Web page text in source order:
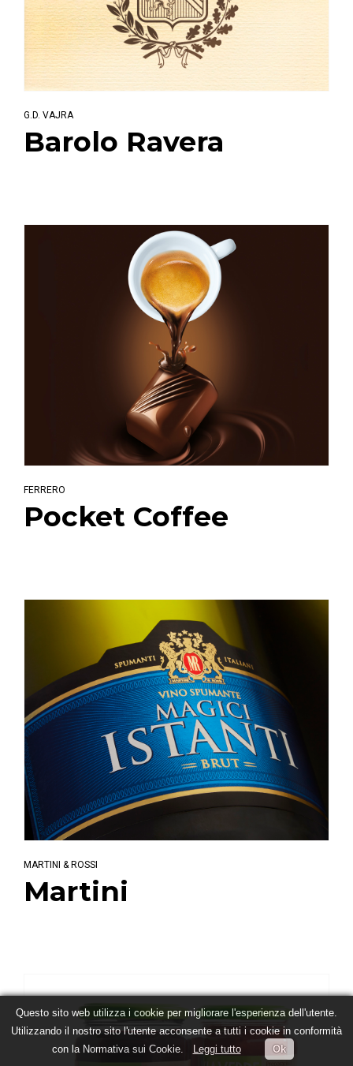
G.D. VAJRA
Barolo Ravera
FERRERO
Pocket Coffee
MARTINI & ROSSI
Martini
Questo sito web utilizza i cookie per migliorare l'esperienza dell'utente.
Utilizzando il nostro sito l'utente acconsente a tutti i cookie in conformità
con la Normativa sui Cookie.
Leggi tutto Ok